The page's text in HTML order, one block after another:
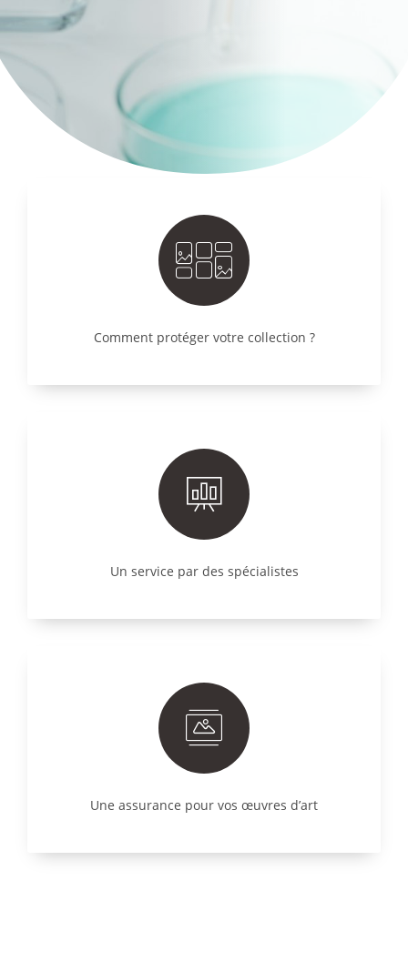
Comment protéger votre collection ?
Un service par des spécialistes
Une assurance pour vos œuvres d’art